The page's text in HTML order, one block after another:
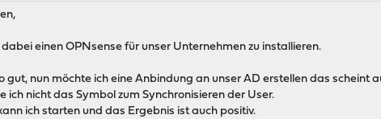
einen OPNsense für unser Unternehmen zu installieren.
gut, nun möchte ich eine Anbindung an unser AD erstellen das scheint
ich nicht das Symbol zum Synchronisieren der User.
ich starten und das Ergebnis ist auch positiv.